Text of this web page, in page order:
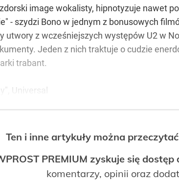
image wokalisty, hipnotyzuje nawet
- szydzi Bono w jednym z bonusowych
utwory z wcześniejszych występów U2 w
Jeden z nich traktuje o cudzie
trabant.
Universal
Ten i inne artykuły można
PREMIUM zyskuje się dostęp
komentarzy, opinii oraz